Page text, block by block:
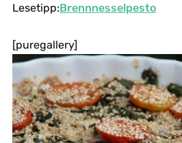
Lesetipp:Brennnesselpesto
[puregallery]